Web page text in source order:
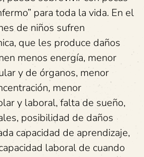
para toda la vida. En el
de niños sufren
que les produce daños
menos energía, menor
y de órganos, menor
menor
y laboral, falta de sueño,
posibilidad de daños
capacidad de aprendizaje,
laboral de cuando